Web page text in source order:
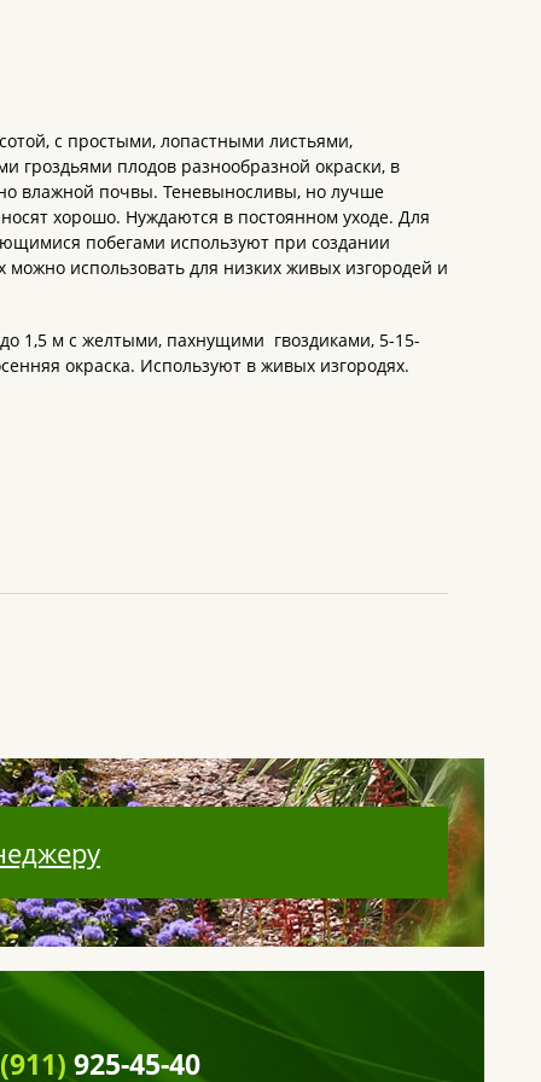
с простыми, лопастными листьями,
гроздьями плодов разнообразной окраски, в
влажной почвы. Теневыносливы, но лучше
хорошо. Нуждаются в постоянном уходе. Для
побегами используют при создании
использовать для низких живых изгородей и
1,5 м с желтыми, пахнущими гвоздиками, 5-15-
окраска. Используют в живых изгородях.
925-45-40